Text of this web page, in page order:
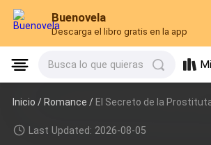
Buenovela
Descarga el libro gratis en la app
Busca lo que quieras
Inicio /Romance / El Secreto de la Prostituta: El
Last Updated: 2026-08-05